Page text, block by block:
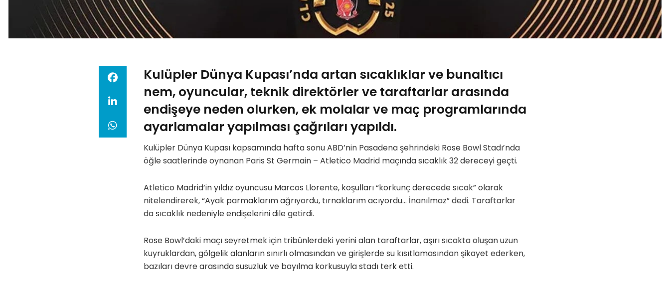
Kulüpler Dünya Kupası’nda artan sıcaklıklar ve bunaltıcı
nem, oyuncular, teknik direktörler ve taraftarlar arasında
endişeye neden olurken, ek molalar ve maç programlarında
ayarlamalar yapılması çağrıları yapıldı.
Kulüpler Dünya Kupası kapsamında hafta sonu ABD’nin Pasadena şehrindeki Rose Bowl Stadı’nda
öğle saatlerinde oynanan Paris St Germain – Atletico Madrid maçında sıcaklık 32 dereceyi geçti.
Atletico Madrid’in yıldız oyuncusu Marcos Llorente, koşulları “korkunç derecede sıcak” olarak
nitelendirerek, “Ayak parmaklarım ağrıyordu, tırnaklarım acıyordu… İnanılmaz” dedi. Taraftarlar
da sıcaklık nedeniyle endişelerini dile getirdi.
Rose Bowl’daki maçı seyretmek için tribünlerdeki yerini alan taraftarlar, aşırı sıcakta oluşan uzun
kuyruklardan, gölgelik alanların sınırlı olmasından ve girişlerde su kısıtlamasından şikayet ederken,
bazıları devre arasında susuzluk ve bayılma korkusuyla stadı terk etti.